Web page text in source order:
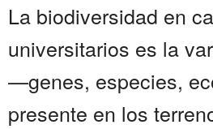
La biodiversidad en
universitarios es la
—genes, especies,
presente en los